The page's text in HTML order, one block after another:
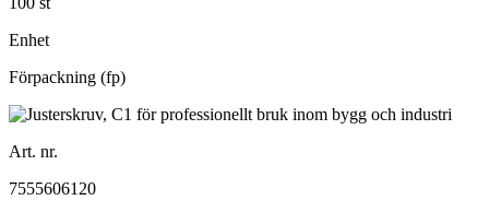
Enhet
Förpackning (fp)
Art. nr.
7555606120